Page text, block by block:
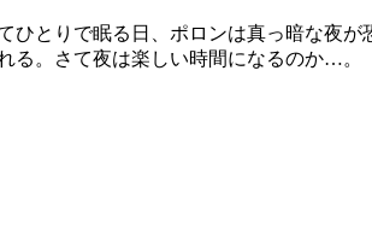
ひとりで眠る日、ポロンは真っ暗な夜
る。さて夜は楽しい時間になるのか…。